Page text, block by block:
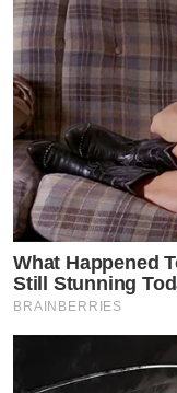
What Happened
Still Stunning
BRAINBERRIES